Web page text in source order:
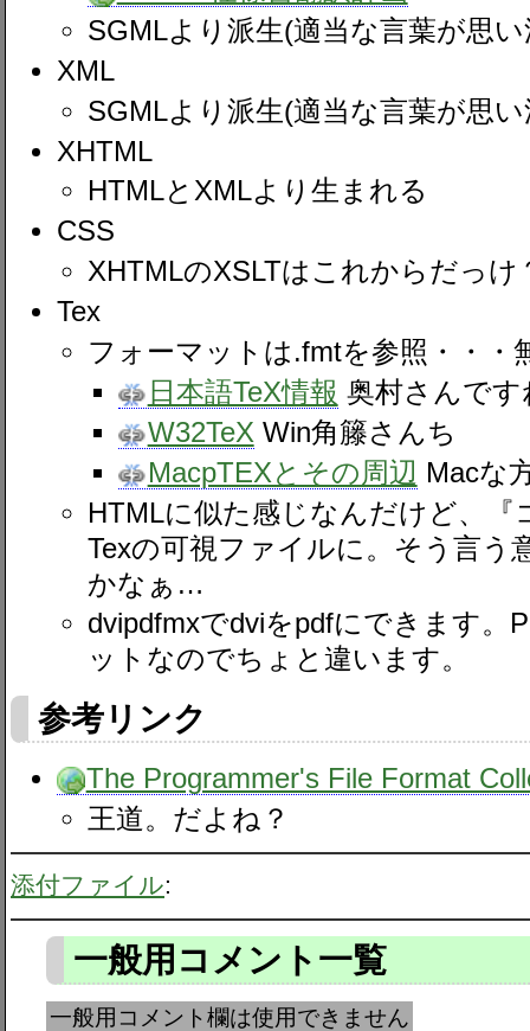
SGMLより派生(適当な言葉が思
XML
SGMLより派生(適当な言葉が思
XHTML
HTMLとXMLより生まれる
CSS
XHTMLのXSLTはこれからだっけ
Tex
フォーマットは.fmtを参照・・・
日本語TeX情報 奥村さんです
W32TeX Win角籐さんち
MacpTEXとその周辺 Macな
HTMLに似た感じなんだけど、
Texの可視ファイルに。そう言う
かなぁ…
dvipdfmxでdviをpdfにできます。
ットなのでちょと違います。
参考リンク
The Programmer's File Format
王道。だよね？
添付ファイル:
一般用コメント一覧
一般用コメント欄は使用できません